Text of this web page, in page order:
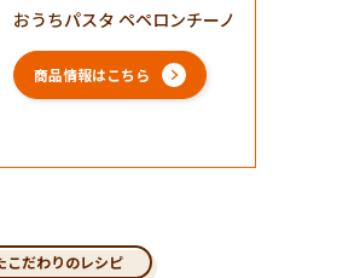
おうちパスタ ペペロンチーノ
商品情報はこちら
こだわりのレシピ